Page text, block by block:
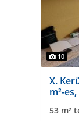
10
X.
m²-
53 m²